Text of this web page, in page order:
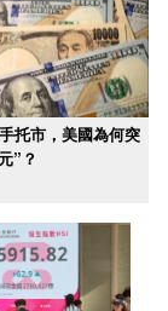
托市，美國為何突
”？